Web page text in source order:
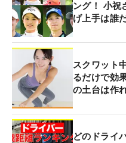
ング！ 小祝
げ上手は誰
スクワット
るだけで効
の土台は作
どのドライ